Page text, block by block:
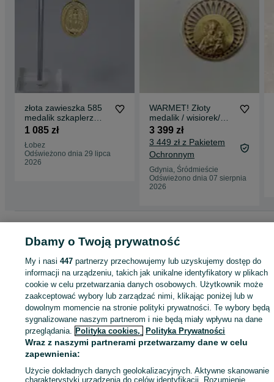
złota zawieszka 585
medalik szkaplerz
2,17 gram 3cm Nowa
1 085 zł
Łobez
Odświeżono dnia 29 lipca
2026
WARMET! Złoty
medalik / wisiorek/
Maryjka/ 585/ 4.57
gram/ 1963-86
3 399 zł
3 449 zł z Pakietem
Ochronnym
Gdynia, Śródmieście
Odświeżono dnia 07 sierpnia
2026
Gdynia
Wisiorki - Śródmieście
KATEGORIA
1005027291 Wyświetlenia:
Kup
Dbamy o Twoją prywatność
My i nasi447 partnerzy przechowujemy lub uzyskujemy dostęp do
informacji na urządzeniu, takich jak unikalne identyfikatory w plikach
cookie w celu przetwarzania danych osobowych. Użytkownik może
zaakceptować wybory lub zarządzać nimi, klikając poniżej lub w
dowolnym momencie na stronie polityki prywatności. Te wybory będą
sygnalizowane naszym partnerom i nie będą miały wpływu na dane
przeglądania. Polityka cookies, Polityka Prywatności
Wraz z naszymi partnerami przetwarzamy dane w celu
zapewnienia:
Użycie dokładnych danych geolokalizacyjnych. Aktywne skanowanie
charakterystyki urządzenia do celów identyfikacji. Rozumienie